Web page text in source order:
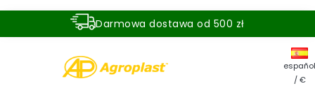
Darmowa dostawa od 500 zł
español
/ €